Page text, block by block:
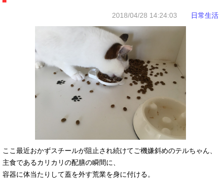
2018/04/28 14:24:03 日常生活
ここ最近おかずスチールが阻止され続けてご機嫌斜めのテルちゃん、
主食であるカリカリの配膳の瞬間に、
容器に体当たりして蓋を外す荒業を身に付ける。